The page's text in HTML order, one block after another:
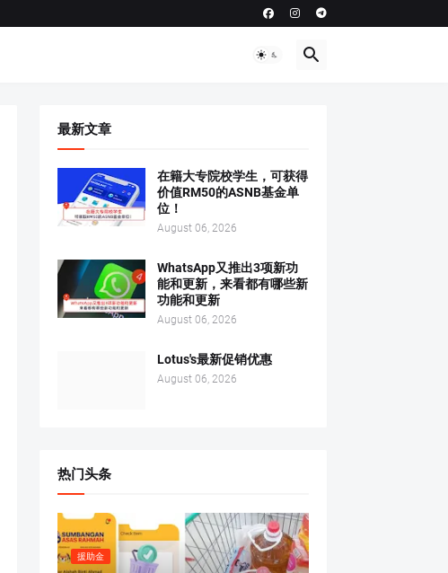
最新文章
在籍大专院校学生，可获得
价值RM50的ASNB基金单
位！
August 06, 2026
WhatsApp又推出3项新功
能和更新，来看都有哪些新
功能和更新
August 06, 2026
Lotus's最新促销优惠
August 06, 2026
热门头条
援助金